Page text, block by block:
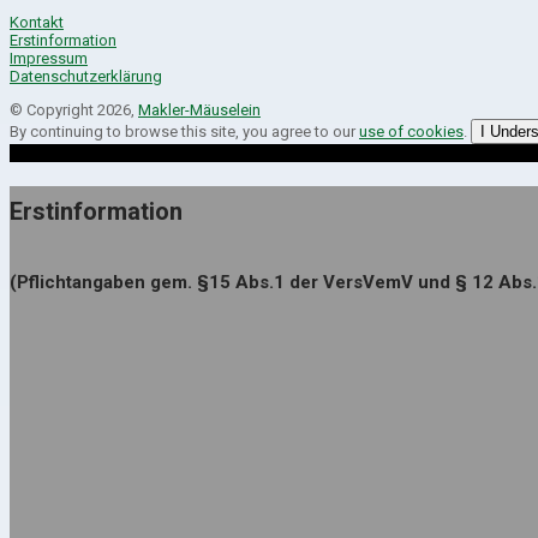
Kontakt
Erstinformation
Impressum
Datenschutzerklärung
© Copyright 2026, Makler-Mäuselein
By continuing to browse this site, you agree to our use of cookies I
Erstinformation
(Pflichtangaben gem. §15 Abs.1 der VersVemV und § 12